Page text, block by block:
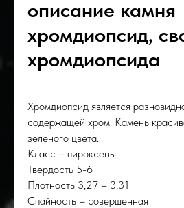
описание камня
хромдиопсид,
хромдиопсида
Хромдиопсид является
содержащей хром. Камень
зеленого цвета.
Класс – пироксены
Твердость 5-6
Плотность 3,27 – 3,31
Спайность – совершенная